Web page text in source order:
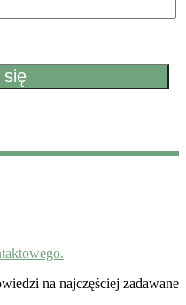
na najczęściej zadawane